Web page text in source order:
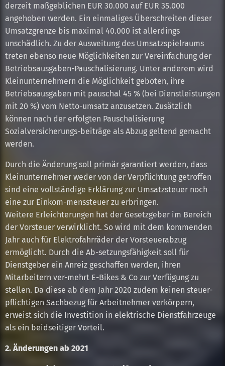
derzeit maßgeblichen EUR 30.000 auf EUR 35.000
angehoben werden. Ein einmaliges Überschreiten dieser
Umsatzgrenze bis maximal 40.000 ist allerdings
unschädlich. Zu der Ausweitung des Umsatzspielraums
treten ebenso neue Möglichkeiten zur Vereinfachung der
Betriebsausgaben-Pauschalisierung. Unter anderem wird
Kleinunternehmern die Möglichkeit geboten, ihre
Betriebsausgaben mit pauschal 45 % (bei Dienstleistungen
mit 20 %) vom Netto-umsatz anzusetzen. Zusätzlich
können nach der erfolgten Pauschalisierung
Sozialversicherungs-beiträge als Abzug geltend gemacht
werden.
Durch die Änderung soll primär garantiert werden, dass
Kleinunternehmer weder von der Verpflichtung getroffen
sind eine vollständige Erklärung zur Umsatzsteuer noch
eine zur Einkom-menssteuer zu erbringen.
Weitere Erleichterungen hat der Gesetzgeber im Bereich
der Vorsteuer verwirklicht. So wird mit dem kommenden
Jahr auch für Elektrofahrräder der Vorsteuerabzug
ermöglicht. Durch die Ab-setzungsfähigkeit soll für
Dienstgeber ein Anreiz geschaffen werden, ihren
Mitarbeitern ver-mehrt E-Bikes & Co zur Verfügung zu
stellen. Da diese ab dem Jahr 2020 zudem keinen steuer-
pflichtigen Sachbezug für Arbeitnehmer verkörpern,
erweist sich die Investition in elektrische Dienstfahrzeuge
als ein beidseitiger Vorteil.
2. Änderungen ab 2021